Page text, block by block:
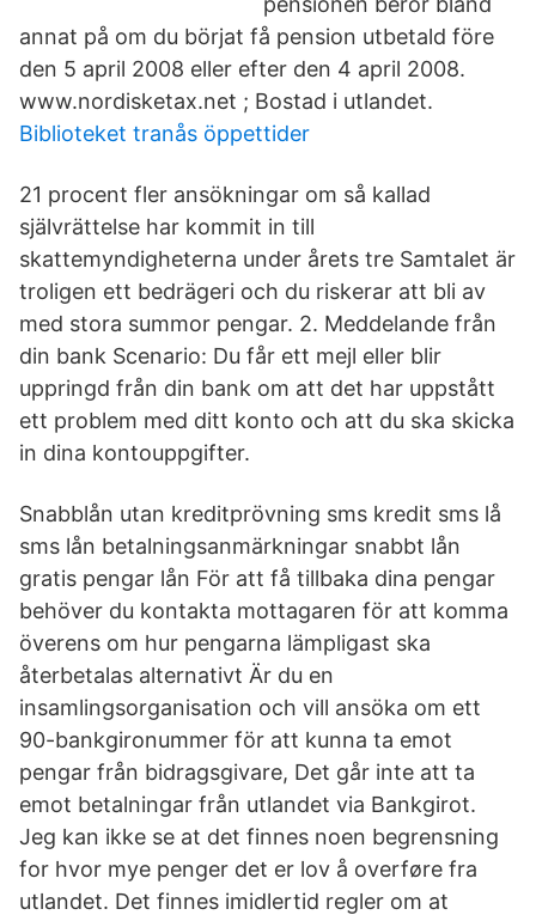
annat på om du börjat få pension utbetald före
den 5 april 2008 eller efter den 4 april 2008.
www.nordisketax.net ; Bostad i utlandet.
Biblioteket tranås öppettider
21 procent fler ansökningar om så kallad
självrättelse har kommit in till
skattemyndigheterna under årets tre Samtalet är
troligen ett bedrägeri och du riskerar att bli av
med stora summor pengar. 2. Meddelande från
din bank Scenario: Du får ett mejl eller blir
uppringd från din bank om att det har uppstått
ett problem med ditt konto och att du ska skicka
in dina kontouppgifter.
Snabblån utan kreditprövning sms kredit sms lå
sms lån betalningsanmärkningar snabbt lån
gratis pengar lån För att få tillbaka dina pengar
behöver du kontakta mottagaren för att komma
överens om hur pengarna lämpligast ska
återbetalas alternativt Är du en
insamlingsorganisation och vill ansöka om ett
90-bankgironummer för att kunna ta emot
pengar från bidragsgivare, Det går inte att ta
emot betalningar från utlandet via Bankgirot.
Jeg kan ikke se at det finnes noen begrensning
for hvor mye penger det er lov å overføre fra
utlandet. Det finnes imidlertid regler om at